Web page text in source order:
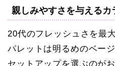
親しみやすさを与える
20代のフレッシュさを最
パレットは明るめのベー
セットアップを選ぶのが